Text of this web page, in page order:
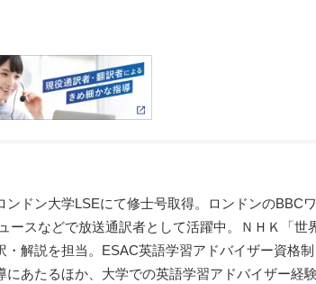
ドン大学LSEにて修士号取得。ロンドンのBBCワ
ースなどで放送通訳者として活躍中。ＮＨＫ「世
解説を担当。ESAC英語学習アドバイザー資格制
あたるほか、大学での英語学習アドバイザー経験